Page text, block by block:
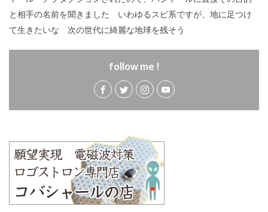
と相手の名前を聞きました いわゆるスピ系ですが、地に足つけ
て生きたいな 次の世代に綺麗な地球を残そう
follow me !